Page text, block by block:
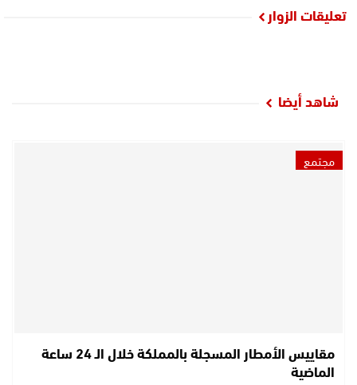
تعليقات الزوار
شاهد أيضا
مجتمع
مقاييس الأمطار المسجلة بالمملكة خلال الـ 24 ساعة
الماضية